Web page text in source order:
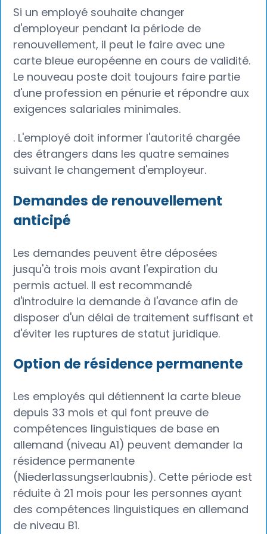
Si un employé souhaite changer
d'employeur pendant la période de
renouvellement, il peut le faire avec une
carte bleue européenne en cours de validité.
Le nouveau poste doit toujours faire partie
d'une profession en pénurie et répondre aux
exigences salariales minimales.
. L'employé doit informer l'autorité chargée
des étrangers dans les quatre semaines
suivant le changement d'employeur.
Demandes de renouvellement
anticipé
Les demandes peuvent être déposées
jusqu'à trois mois avant l'expiration du
permis actuel. Il est recommandé
d'introduire la demande à l'avance afin de
disposer d'un délai de traitement suffisant et
d'éviter les ruptures de statut juridique.
Option de résidence permanente
Les employés qui détiennent la carte bleue
depuis 33 mois et qui font preuve de
compétences linguistiques de base en
allemand (niveau A1) peuvent demander la
résidence permanente
(Niederlassungserlaubnis). Cette période est
réduite à 21 mois pour les personnes ayant
des compétences linguistiques en allemand
de niveau B1.